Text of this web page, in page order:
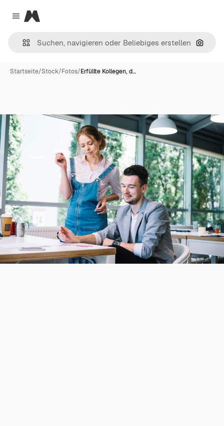
Close menu
Magnific
Nach
Startseite/Stock/Fotos/Erfüllte Kollegen, d…